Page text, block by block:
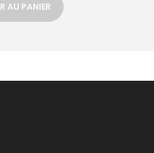
AU PANIER